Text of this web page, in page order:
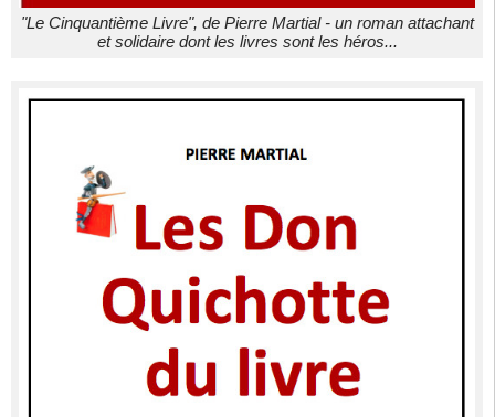
"Le Cinquantième Livre", de Pierre Martial - un roman attachant
et solidaire dont les livres sont les héros...